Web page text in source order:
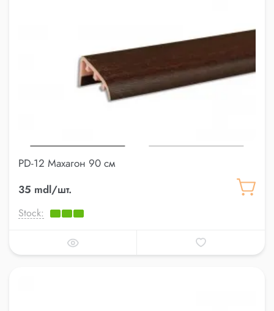
PD-12 Махагон 90 см
35 mdl/шт.
Stock: